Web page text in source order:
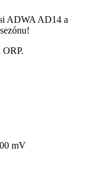
ADWA AD14 a
ORP.
mV